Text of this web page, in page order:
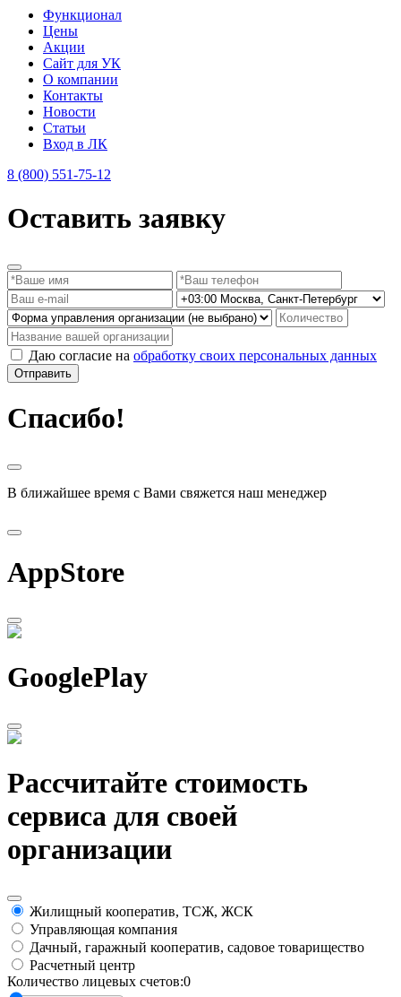
Функционал
Цены
Акции
Сайт для УК
О компании
Контакты
Новости
Статьи
Вход в ЛК
8 (800) 551-75-12
Оставить заявку
Даю согласие на обработку своих персональных данных
Отправить
Спасибо!
В ближайшее время с Вами свяжется наш менеджер
AppStore
GooglePlay
Рассчитайте стоимость
сервиса для своей
организации
Жилищный кооператив, ТСЖ, ЖСК
Управляющая компания
Дачный, гаражный кооператив, садовое товарищество
Расчетный центр
Количество лицевых счетов:0